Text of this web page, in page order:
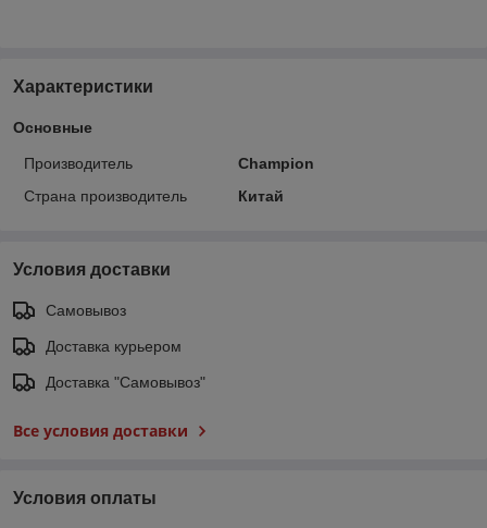
Характеристики
Основные
Производитель
Champion
Страна производитель
Китай
Условия доставки
Самовывоз
Доставка курьером
Доставка "Самовывоз"
Все условия доставки
Условия оплаты